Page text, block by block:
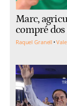
Marc,
compré
Raquel Granell